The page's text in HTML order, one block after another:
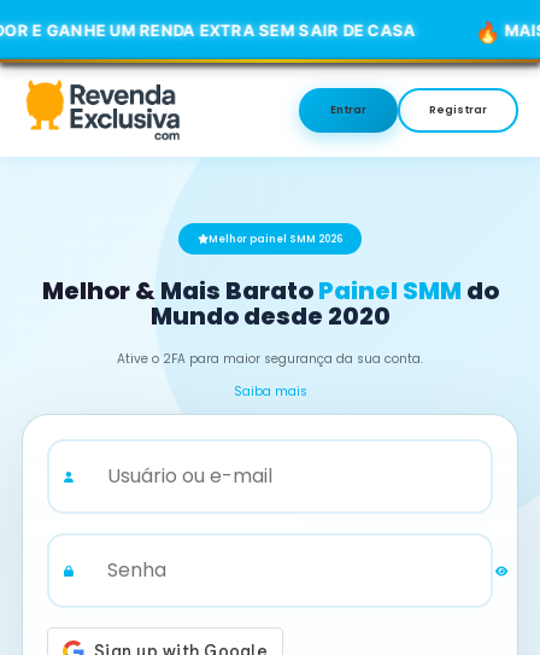
Entrar Registrar
Melhor painel SMM 2026
Melhor & Mais BaratoPainel SMM do
Mundo desde 2020
Ative o 2FA para maior segurança da sua conta.
Saiba mais
EXTRA SEM SAIR DE CASA MAIS DE 500